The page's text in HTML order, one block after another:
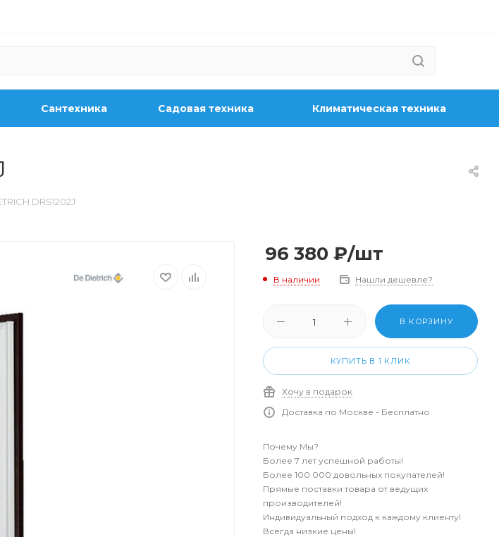
Сантехника Садовая техника Климатическая техника
DRS1202J
96 380 ₽/шт
В наличии Нашли дешевле?
В КОРЗИНУ
КУПИТЬ В 1 КЛИК
Хочу в подарок
Доставка по Москве - Бесплатно
Почему Мы?
Более 7 лет успешной работы!
Более 100 000 довольных покупателей!
Прямые поставки товара от ведущих
производителей!
Индивидуальный подход к каждому клиенту!
Всегда низкие цены!